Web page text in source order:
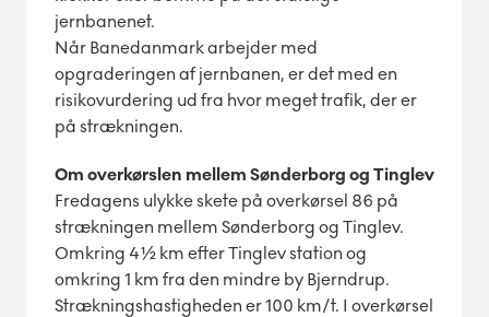
jernbanenet.
Når Banedanmark arbejder med
opgraderingen af jernbanen, er det med en
risikovurdering ud fra hvor meget trafik, der er
på strækningen.
Om overkørslen mellem Sønderborg og Tinglev
Fredagens ulykke skete på overkørsel 86 på
strækningen mellem Sønderborg og Tinglev.
Omkring 4½ km efter Tinglev station og
omkring 1 km fra den mindre by Bjerndrup.
Strækningshastigheden er 100 km/t. I overkørsel